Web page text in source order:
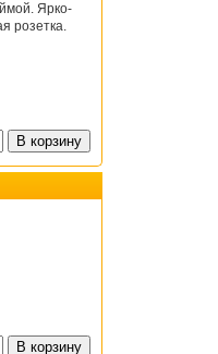
Ярко-
розетка.